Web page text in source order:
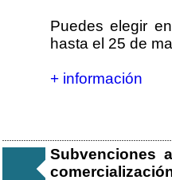
Puedes elegir
hasta el 25 de
+ información
Subvenciones